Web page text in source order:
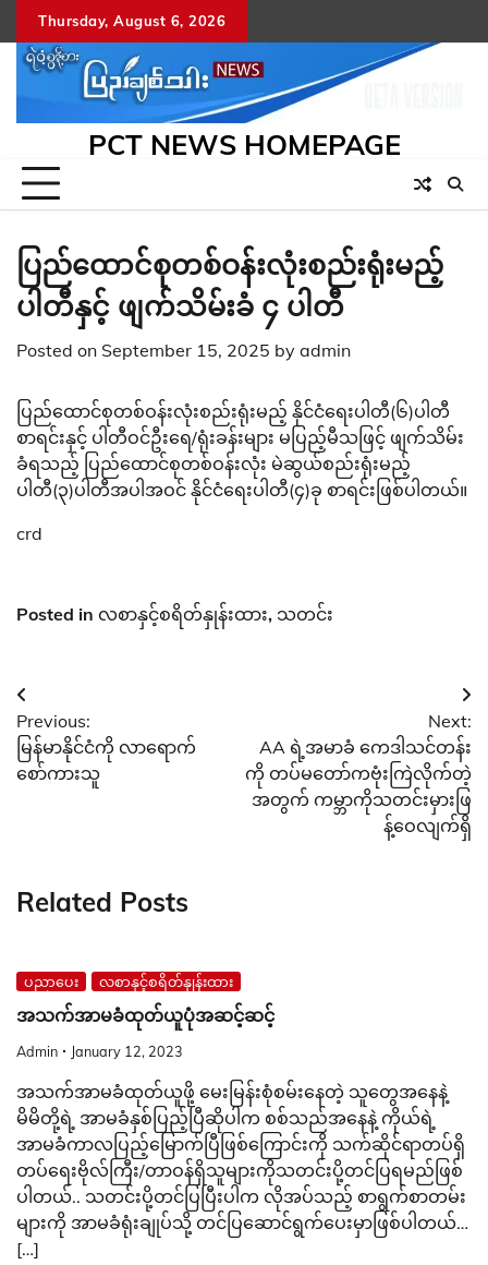
to
content
Thursday, August 6, 2026
PCT NEWS HOMEPAGE
ပြည်ထောင်စုတစ်ဝန်းလုံးစည်းရုံးမည့်
ပါတီနှင့် ဖျက်သိမ်းခံ ၄ ပါတီ
Posted on September 15, 2025 by admin
ပြည်ထောင်စုတစ်ဝန်းလုံးစည်းရုံးမည့် နိုင်ငံရေးပါတီ(၆)ပါတီ
စာရင်းနှင့် ပါတီဝင်ဦးရေ/ရုံးခန်းများ မပြည့်မီသဖြင့် ဖျက်သိမ်း
ခံရသည့် ပြည်ထောင်စုတစ်ဝန်းလုံး မဲဆွယ်စည်းရုံးမည့်
ပါတီ(၃)ပါတီအပါအဝင် နိုင်ငံရေးပါတီ(၄)ခု စာရင်းဖြစ်ပါတယ်။
crd
Posted in လစာနှင့်စရိတ်နှုန်းထား, သတင်း
Post
navigation
Previous:
မြန်မာနိုင်ငံကို လာရောက်
စော်ကားသူ
Next:
AA ရဲ့အမာခံ ကေဒါသင်တန်း
ကို တပ်မတော်ကဗုံးကြဲလိုက်တဲ့
အတွက် ကမ္ဘာကိုသတင်းမှားဖြ
န့်ဝေလျက်ရှိ
Related Posts
ပညာပေး လစာနှင့်စရိတ်နှုန်းထား
အသက်အာမခံထုတ်ယူပုံအဆင့်ဆင့်
Admin January 12, 2023
အသက်အာမခံထုတ်ယူဖို့ မေးမြန်းစုံစမ်းနေတဲ့ သူတွေအနေနဲ့
မိမိတို့ရဲ့ အာမခံနှစ်ပြည့်ပြီဆိုပါက စစ်သည်အနေနဲ့ ကိုယ်ရဲ့
အာမခံကာလပြည့်မြောက်ပြီဖြစ်ကြောင်းကို သက်ဆိုင်ရာတပ်ရှိ
တပ်ရေးဗိုလ်ကြီး/တာဝန်ရှိသူများကိုသတင်းပို့တင်ပြရမည်ဖြစ်
ပါတယ်.. သတင်းပို့တင်ပြပြီးပါက လိုအပ်သည့် စာရွက်စာတမ်း
များကို အာမခံရုံးချုပ်သို့ တင်ပြဆောင်ရွက်ပေးမှာဖြစ်ပါတယ်…
[…]